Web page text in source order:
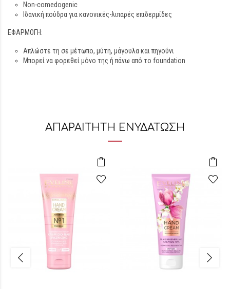
Non-comedogenic
Ιδανική πούδρα για κανονικές-λιπαρές επιδερμίδες
ΕΦΑΡΜΟΓΗ:
Απλώστε τη σε μέτωπο, μύτη, μάγουλα και πηγούνι
Μπορεί να φορεθεί μόνο της ή πάνω από το foundation
ΑΠΑΡΑΙΤΗΤΗ ΕΝΥΔΑΤΩΣΗ